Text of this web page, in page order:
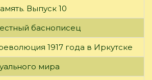
Выпуск 10
баснописец
1917 года в Иркутске
мира